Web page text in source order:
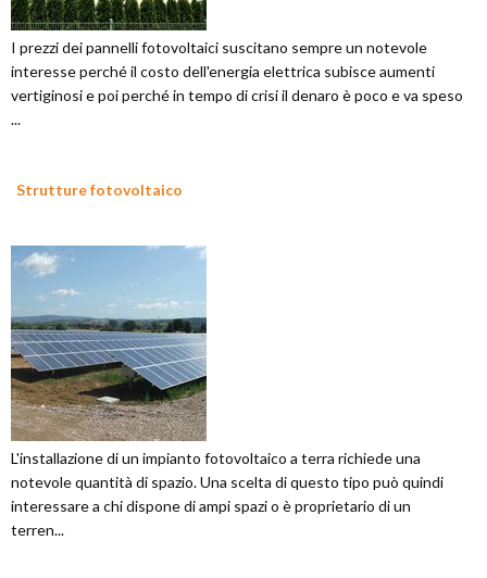
I prezzi dei pannelli fotovoltaici suscitano sempre un notevole
interesse perché il costo dell'energia elettrica subisce aumenti
vertiginosi e poi perché in tempo di crisi il denaro è poco e va speso
...
Strutture fotovoltaico
L'installazione di un impianto fotovoltaico a terra richiede una
notevole quantità di spazio. Una scelta di questo tipo può quindi
interessare a chi dispone di ampi spazi o è proprietario di un
terren...